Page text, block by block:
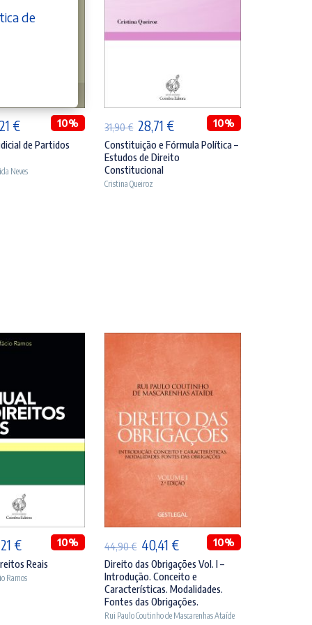
€O
preço
10%
de Partidos
Neves
ADICIONAR
31,90€ O
preço
original
era:
28,71 €O
preço
atual
10%
Constituição e Fórmula Política –
Estudos de Direito
Constitucional
Cristina Queiroz
€O
preço
atual
10%
Reais
Ramos
44,90€ O
preço
original
era:
44,90 €.
40,41 €O
preço
atual
é:
40,41 €.
10%
Direito das Obrigações Vol. I –
Introdução. Conceito e
Características. Modalidades.
Fontes das Obrigações.
Rui Paulo Coutinho de Mascarenhas Ataíde
de